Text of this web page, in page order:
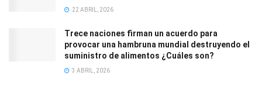
22 ABRIL, 2026
Trece naciones firman un acuerdo para
provocar una hambruna mundial destruyendo el
suministro de alimentos ¿Cuáles son?
3 ABRIL, 2026